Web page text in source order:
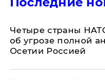
Четыре страны
об угрозе полной
Осетии Россией